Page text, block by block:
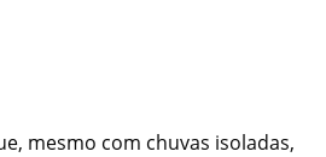
mesmo com chuvas isoladas,